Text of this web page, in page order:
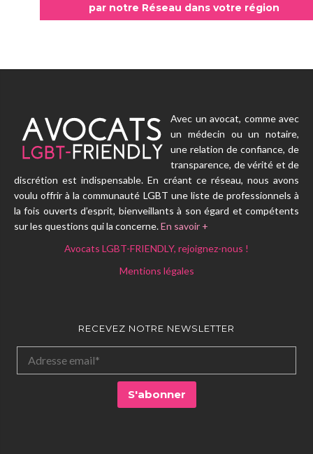
par notre Réseau dans votre région
Avec un avocat, comme avec
un médecin ou un notaire,
une relation de confiance, de
transparence, de vérité et de
discrétion est indispensable. En créant ce réseau, nous avons
voulu offrir à la communauté LGBT une liste de professionnels à
la fois ouverts d’esprit, bienveillants à son égard et compétents
sur les questions qui la concerne.En savoir +
Avocats LGBT-FRIENDLY, rejoignez-nous !
Mentions légales
RECEVEZ NOTRE NEWSLETTER